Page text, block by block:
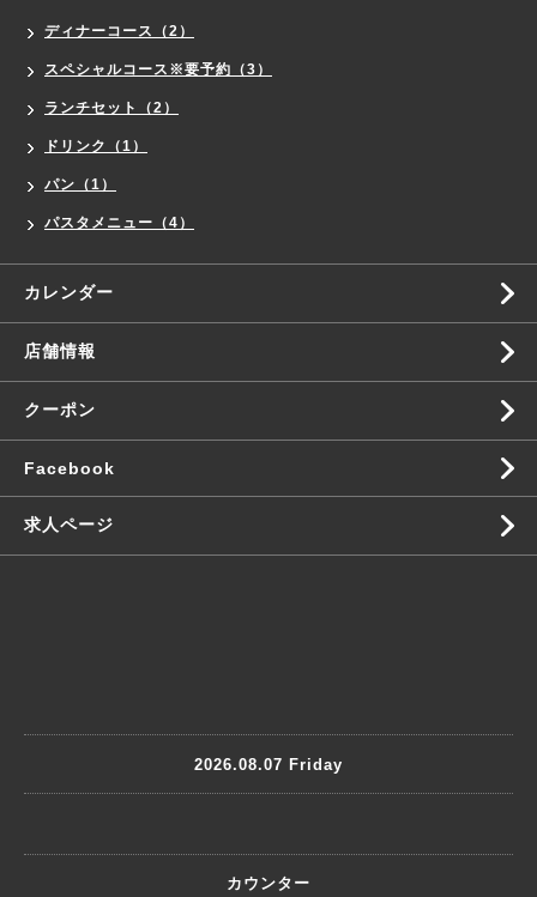
ディナーコース（2）
スペシャルコース※要予約（3）
ランチセット（2）
ドリンク（1）
パン（1）
パスタメニュー（4）
カレンダー
店舗情報
クーポン
Facebook
求人ページ
2026.08.07 Friday
カウンター